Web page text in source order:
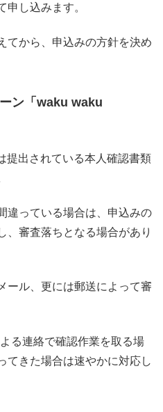
申し込みます。
てから、申込みの方針を決め
ン「waku waku
提出されている本人確認書類
違っている場合は、申込みの
、審査落ちとなる場合があり
ール、更には郵送によって審
る連絡で確認作業を取る場
てきた場合は速やかに対応し